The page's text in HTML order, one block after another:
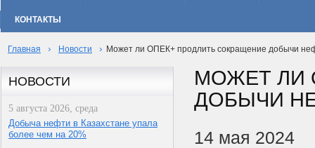
КОНТАКТЫ
Главная › Новости › Может ли ОПЕК+ продлить сокращение добычи
НОВОСТИ
5 августа 2026, среда
Добыча нефти в Казахстане упала
более чем на 20%
МОЖЕТ ЛИ
ДОБЫЧИ
14 мая 2024